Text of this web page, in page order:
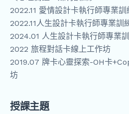
2022.11 愛情設計卡執行師專業訓
2022.11人生設計卡執行師專業訓
2024.01 人生設計卡執行師專業
2022 旅程對話卡線上工作坊
2019.07 牌卡心靈探索-OH卡
坊
授課主題